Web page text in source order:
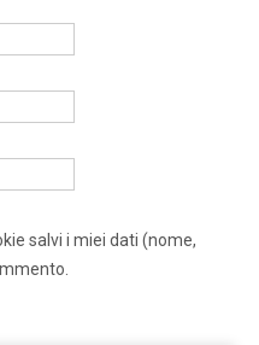
salvi i miei dati (nome,